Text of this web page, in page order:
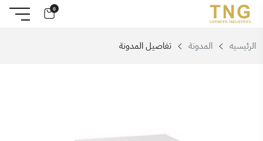
0
الرئيسيه المدونة تفاصيل المدونة